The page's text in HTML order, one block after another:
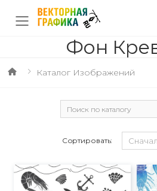
Фон
Каталог Изображений
Сортировать: